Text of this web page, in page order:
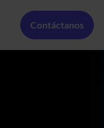
Menú Secundario
Contáctanos